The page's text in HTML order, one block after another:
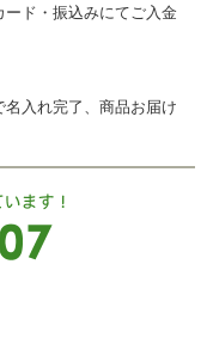
中央区瓦屋町2-13-5
6763-5415
06-6763-0829
ード・振込みにてご入金
入れ完了、商品お届け